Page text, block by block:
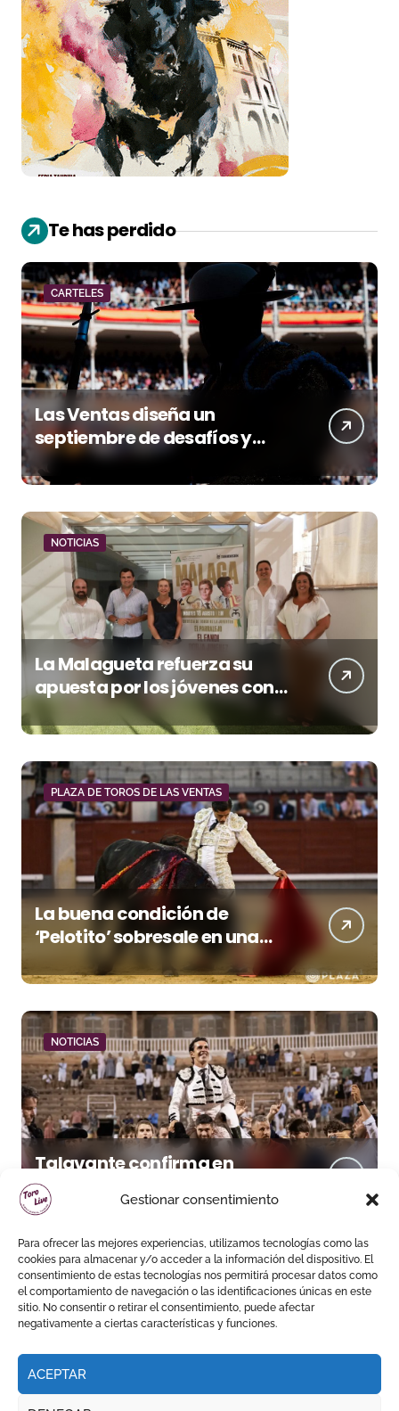
Gestionar consentimiento
Para ofrecer las mejores experiencias, utilizamos tecnologías como las
cookies para almacenar y/o acceder a la información del dispositivo. El
consentimiento de estas tecnologías nos permitirá procesar datos como
el comportamiento de navegación o las identificaciones únicas en este
sitio. No consentir o retirar el consentimiento, puede afectar
negativamente a ciertas características y funciones.
ACEPTAR
Te has perdido
CARTELES
Las Ventas diseña un
septiembre de desafíos y
variedad ganadera
NOTICIAS
La Malagueta refuerza su
apuesta por los jóvenes con
entradas desde un euro
PLAZA DE TOROS DE LAS VENTAS
La buena condición de
‘Pelotito’ sobresale en una
noche gris en Las Ventas
NOTICIAS
Talavante confirma en
Palma su temporada de
figura y el palco niega el
premio a Roca Rey